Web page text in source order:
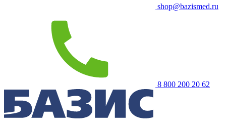
shop@bazismed.ru
8 800 200 20 62